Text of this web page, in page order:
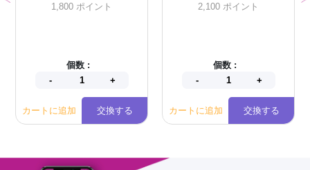
1,800 ポイント
個数 :
カートに追加 交換する
2,100 ポイント
個数 :
カートに追加 交換する